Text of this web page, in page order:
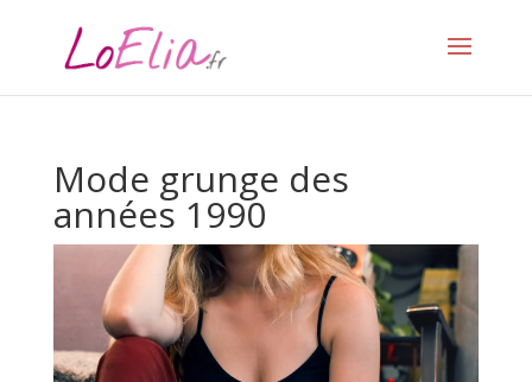
Mode grunge des
années 1990